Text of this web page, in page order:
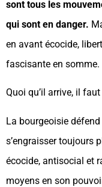
sont tous les
qui sont en danger.
en avant écocide,
fascisante en somme.
Quoi qu’il arrive, il
La bourgeoisie
s’engraisser toujours
écocide, antisocial et
moyens en son